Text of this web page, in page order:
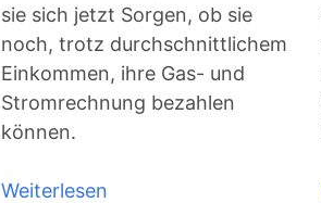
sie sich jetzt Sorgen, ob sie
noch, trotz durchschnittlichem
Einkommen, ihre Gas- und
Stromrechnung bezahlen
können.
Weiterlesen